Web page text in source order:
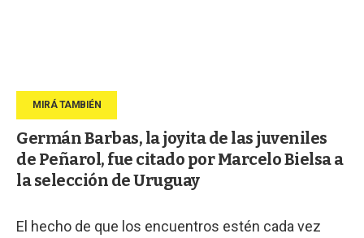
Germán Barbas, la joyita de las juveniles
de Peñarol, fue citado por Marcelo Bielsa a
la selección de Uruguay
El hecho de que los encuentros estén cada vez